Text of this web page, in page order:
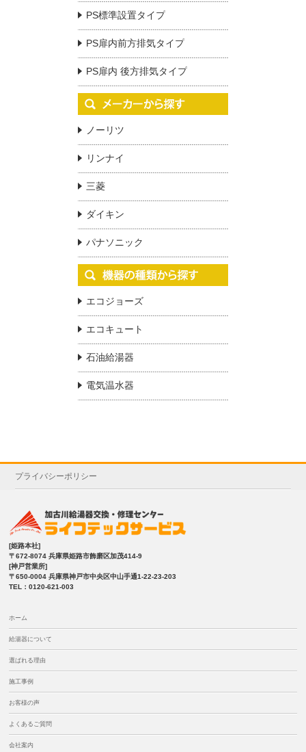
PS標準設置タイプ
PS扉内前方排気タイプ
PS扉内 後方排気タイプ
ノーリツ
リンナイ
三菱
ダイキン
パナソニック
エコジョーズ
エコキュート
石油給湯器
電気温水器
プライバシーポリシー
[姫路本社]
〒672-8074 兵庫県姫路市飾磨区加茂414-9
[神戸営業所]
〒650-0004 兵庫県神戸市中央区中山手通1-22-23-203
TEL：0120-621-003
ホーム
給湯器について
選ばれる理由
施工事例
お客様の声
よくあるご質問
会社案内